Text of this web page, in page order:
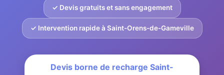
✓ Devis gratuits et sans engagement
✓ Intervention rapide à Saint-Orens-de-Gameville
Devis borne de recharge Saint-